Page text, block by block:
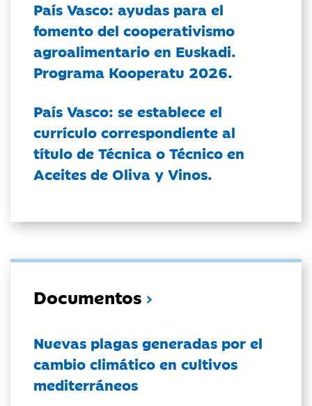
País Vasco: ayudas para el
fomento del cooperativismo
agroalimentario en Euskadi.
Programa Kooperatu 2026.
País Vasco: se establece el
currículo correspondiente al
título de Técnica o Técnico en
Aceites de Oliva y Vinos.
Documentos
Nuevas plagas generadas por el
cambio climático en cultivos
mediterráneos